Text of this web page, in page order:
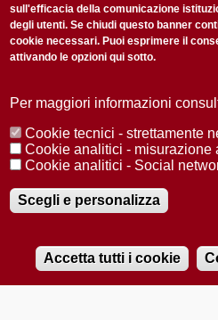
Audio
Accetto laPrivacy Policy
Redazione Copyright Privacy
© 2025 Università di Padova
Registrazione presso il Tribunale di
2012
sull'efficacia della comunicazione
degli utenti. Se chiudi questo banner
cookie necessari. Puoi esprimere il
attivando le opzioni qui sotto.
Per maggiori informazioni
Cookie tecnici - strettamente
Cookie analitici - misurazione
Cookie analitici - Social
Scegli e personalizza
Accetta tutti i cookie